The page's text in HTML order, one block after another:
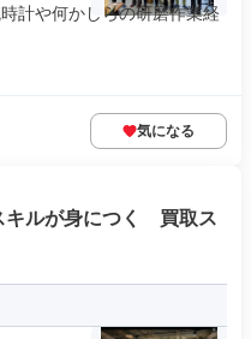
計や何かしらの研磨作業経
気になる
ルが身につく 買取ス